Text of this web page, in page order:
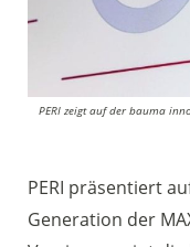
PERI zeigt auf der bauma
PERI präsentiert
Generation der